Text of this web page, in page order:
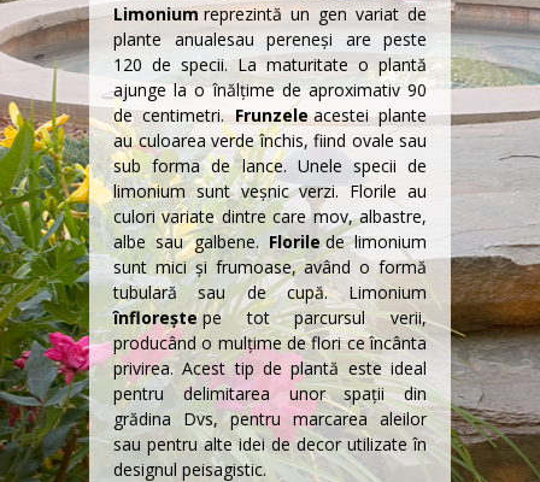
Limonium reprezintă un gen variat de
plante anualesau pereneşi are peste
120 de specii. La maturitate o plantă
ajunge la o înălţime de aproximativ 90
de centimetri.Frunzele acestei plante
au culoarea verde închis, fiind ovale sau
sub forma de lance. Unele specii de
limonium sunt veșnic verzi. Florile au
culori variate dintre care mov, albastre,
albe sau galbene. Florile de limonium
sunt mici și frumoase, având o formă
tubulară sau de cupă. Limonium
înflorește pe tot parcursul verii,
producând o mulțime de flori ce încânta
privirea. Acest tip de plantă este ideal
pentru delimitarea unor spații din
grădina Dvs, pentru marcarea aleilor
sau pentru alte idei de decor utilizate în
designul peisagistic.